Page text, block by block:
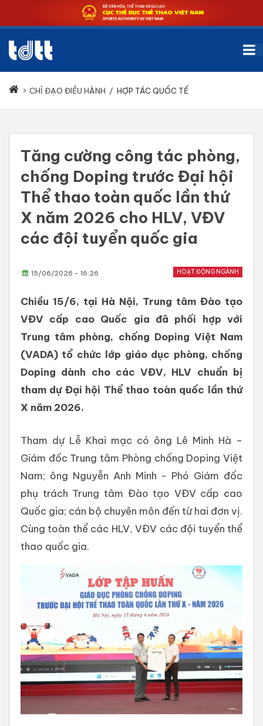
CHỈ ĐẠO ĐIỀU HÀNH / HỢP TÁC QUỐC TẾ
Tăng cường công tác phòng,
chống Doping trước Đại hội
Thể thao toàn quốc lần thứ
X năm 2026 cho HLV, VĐV
các đội tuyển quốc gia
HOẠT ĐỘNG NGÀNH
15/06/2026 - 16:26
Chiều 15/6, tại Hà Nội, Trung tâm Đào tạo
VĐV cấp cao Quốc gia đã phối hợp với
Trung tâm phòng, chống Doping Việt Nam
(VADA) tổ chức lớp giáo dục phòng, chống
Doping dành cho các VĐV, HLV chuẩn bị
tham dự Đại hội Thể thao toàn quốc lần thứ
X năm 2026.
Tham dự Lễ Khai mạc có ông Lê Minh Hà –
Giám đốc Trung tâm Phòng chống Doping Việt
Nam; ông Nguyễn Anh Minh - Phó Giám đốc
phụ trách Trung tâm Đào tạo VĐV cấp cao
Quốc gia; cán bộ chuyên môn đến từ hai đơn vị.
Cùng toàn thể các HLV, VĐV các đội tuyển thể
thao quốc gia.